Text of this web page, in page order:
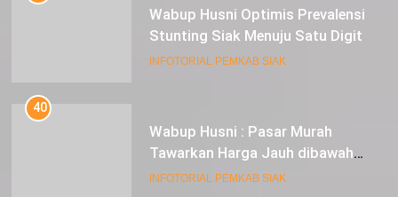
Wabup Husni Optimis Prevalensi
Stunting Siak Menuju Satu Digit
INFOTORIAL PEMKAB SIAK
40
Wabup Husni : Pasar Murah
Tawarkan Harga Jauh dibawah
Pasar Tradisional
INFOTORIAL PEMKAB SIAK